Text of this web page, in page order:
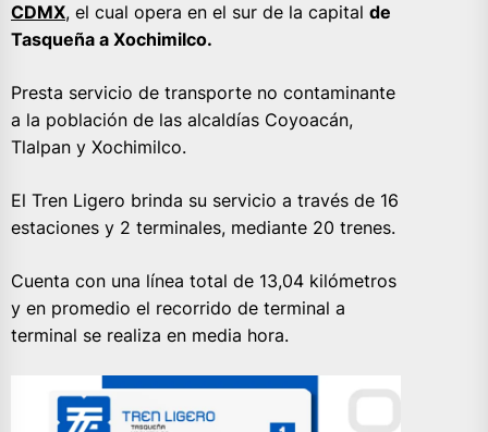
CDMX, el cual opera en el sur de la capital de
Tasqueña a Xochimilco.
Presta servicio de transporte no contaminante
a la población de las alcaldías Coyoacán,
Tlalpan y Xochimilco.
El Tren Ligero brinda su servicio a través de 16
estaciones y 2 terminales, mediante 20 trenes.
Cuenta con una línea total de 13,04 kilómetros
y en promedio el recorrido de terminal a
terminal se realiza en media hora.